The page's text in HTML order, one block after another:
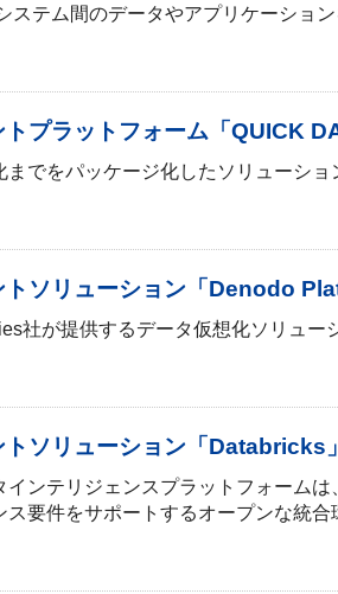
ステム間のデータやアプリケーショ
プラットフォーム「QUICK
までをパッケージ化したソリューシ
ソリューション「Denodo
社が提供するデータ仮想化ソリュ
ソリューション「Databricks」
インテリジェンスプラットフォーム
ス要件をサポートするオープンな統